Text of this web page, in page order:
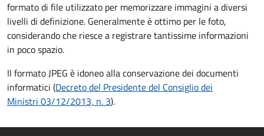
formato di file utilizzato per memorizzare immagini a diversi
livelli di definizione. Generalmente è ottimo per le foto,
considerando che riesce a registrare tantissime informazioni
in poco spazio.
Il formato JPEG è idoneo alla conservazione dei documenti
informatici (Decreto del Presidente del Consiglio dei
Ministri 03/12/2013, n. 3).